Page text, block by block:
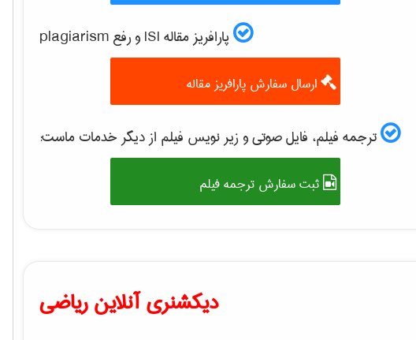
پارافریز مقاله ISI و رفع plagiarism
ارسال سفارش پارافریز مقاله
ترجمه فیلم، فایل صوتی و زیر نویس فیلم از دیگر خدمات ماست:
ثبت سفارش ترجمه فیلم
دیکشنری آنلاین ریاضی